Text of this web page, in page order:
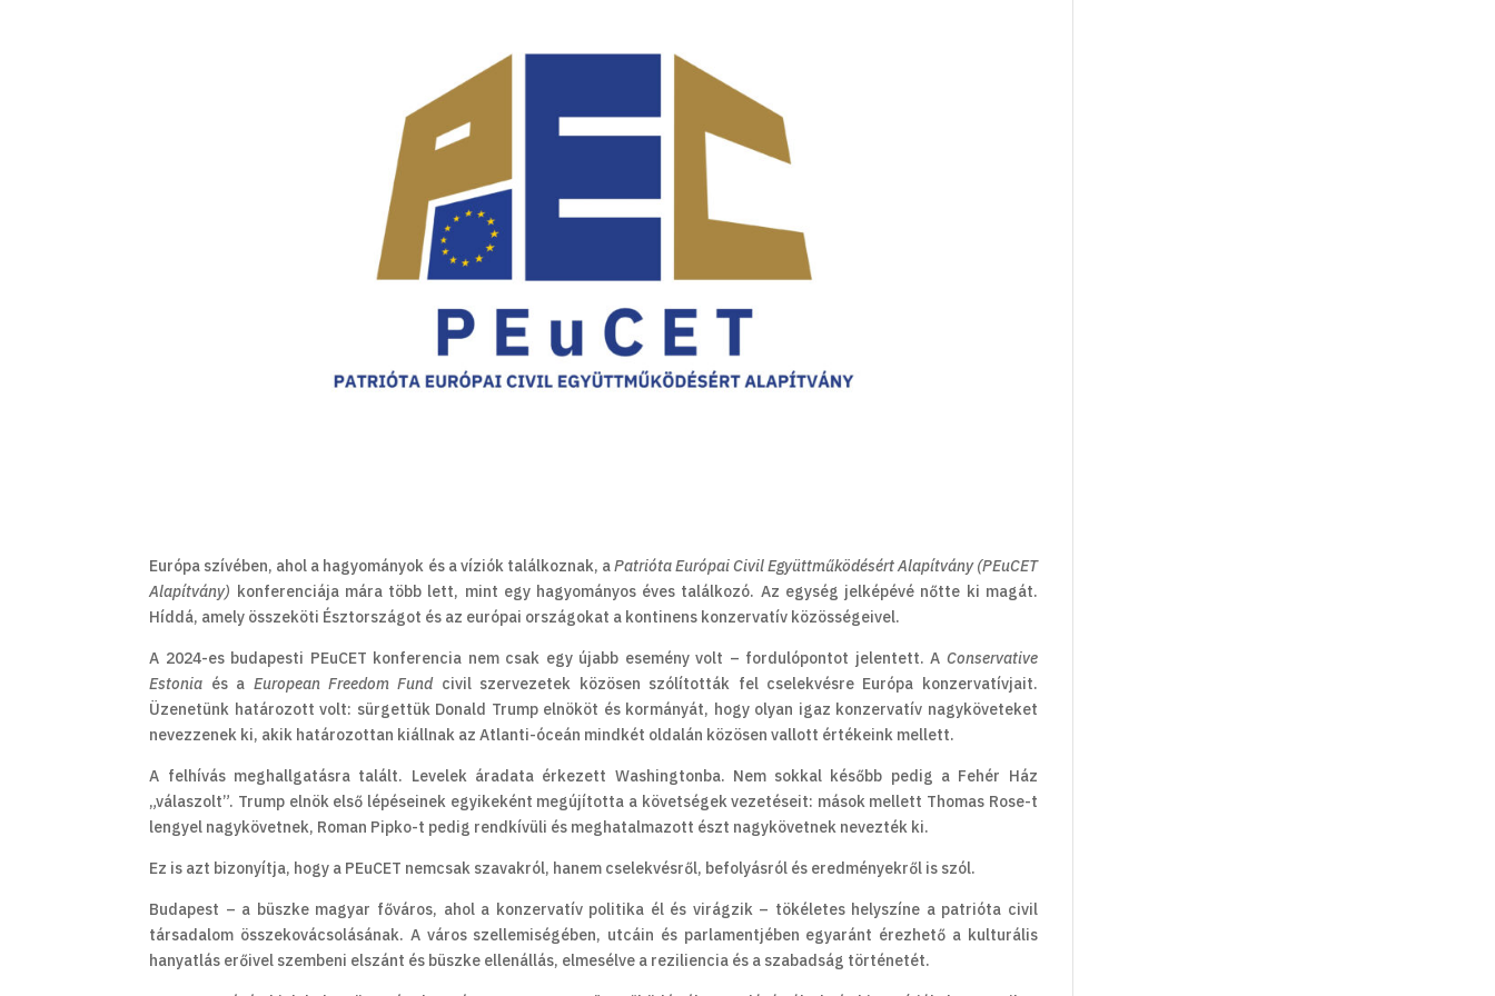
Európa szívében, ahol a hagyományok és a víziók találkoznak, aPatrióta Európai Civil Együttműködésért Alapítvány (PEuCET
Alapítvány) konferenciája mára több lett, mint egy hagyományos éves találkozó. Az egység jelképévé nőtte ki magát.
Híddá, amely összeköti Észtországot és az európai országokat a kontinens konzervatív közösségeivel.
A 2024-es budapesti PEuCET konferencia nem csak egy újabb esemény volt – fordulópontot jelentett. A Conservative
Estonia és a European Freedom Fundcivil szervezetek közösen szólították fel cselekvésre Európa konzervatívjait.
Üzenetünk határozott volt: sürgettük Donald Trump elnököt és kormányát, hogy olyan igaz konzervatív nagyköveteket
nevezzenek ki, akik határozottan kiállnak az Atlanti-óceán mindkét oldalán közösen vallott értékeink mellett.
A felhívás meghallgatásra talált. Levelek áradata érkezett Washingtonba. Nem sokkal később pedig a Fehér Ház
„válaszolt”. Trump elnök első lépéseinek egyikeként megújította a követségek vezetéseit: mások mellett Thomas Rose-t
lengyel nagykövetnek, Roman Pipko-t pedig rendkívüli és meghatalmazott észt nagykövetnek nevezték ki.
Ez is azt bizonyítja, hogy a PEuCET nemcsak szavakról, hanem cselekvésről, befolyásról és eredményekről is szól.
Budapest – a büszke magyar főváros, ahol a konzervatív politika él és virágzik – tökéletes helyszíne a patrióta civil
társadalom összekovácsolásának. A város szellemiségében, utcáin és parlamentjében egyaránt érezhető a kulturális
hanyatlás erőivel szembeni elszánt és büszke ellenállás, elmesélve a reziliencia és a szabadság történetét.